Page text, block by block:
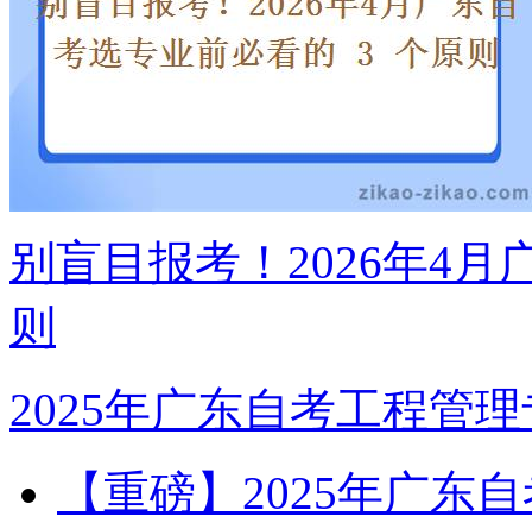
别盲目报考！2026年4月
则
2025年广东自考工程管
【重磅】2025年广东